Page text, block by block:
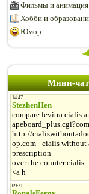
Фильмы и анимация
Хобби и
Юмор
Мини-чат